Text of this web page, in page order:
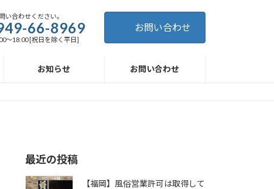
い合わせください。
66-8969
～18:00 [祝日を除く平日]
お問い合わせ
お知らせ お問い合わせ
最近の投稿
【福岡】風俗営業許可は取得して